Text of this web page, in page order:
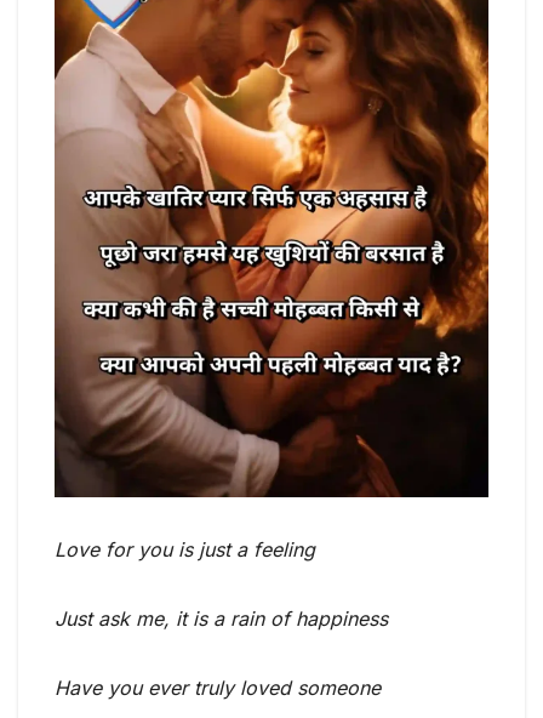
Love for you is just a feeling
Just ask me, it is a rain of happiness
Have you ever truly loved someone